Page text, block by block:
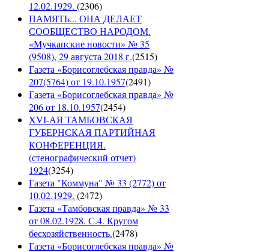
12.02.1929. (2306)
ПАМЯТЬ... ОНА ДЕЛАЕТ
СООБЩЕСТВО НАРОДОМ.
«Мучкапские новости» № 35
(9508), 29 августа 2018 г.(2515)
Газета «Борисоглебская правда» №
207(5764) от 19.10.1957(2491)
Газета «Борисоглебская правда» №
206 от 18.10.1957(2454)
XVI-АЯ ТАМБОВСКАЯ
ГУБЕРНСКАЯ ПАРТИЙНАЯ
КОНФЕРЕНЦИЯ.
(стенографический отчет)
1924(3254)
Газета "Коммуна" № 33 (2772) от
10.02.1929. (2472)
Газета «Тамбовская правда» № 33
от 08.02.1928. С.4. Кругом
бесхозяйственность.(2478)
Газета «Борисоглебская правда» №